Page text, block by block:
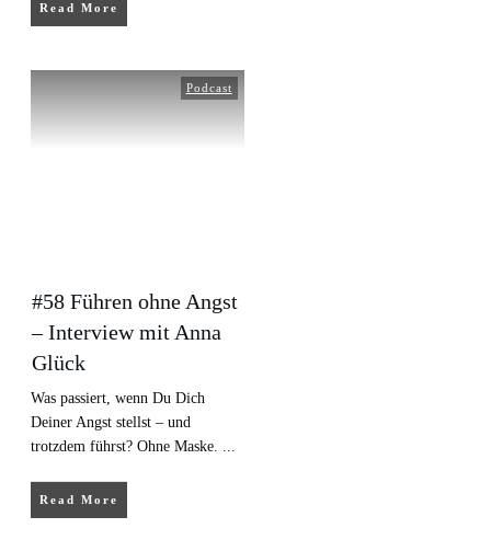
Read More
Podcast
#58 Führen ohne Angst
– Interview mit Anna
Glück
Was passiert, wenn Du Dich
Deiner Angst stellst – und
trotzdem führst? Ohne Maske. ...
Read More